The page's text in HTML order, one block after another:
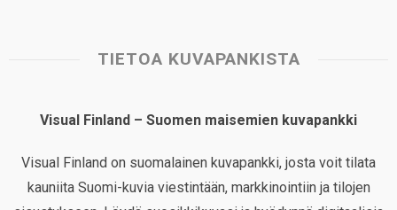
TIETOA KUVAPANKISTA
Visual Finland – Suomen maisemien kuvapankki
Visual Finland on suomalainen kuvapankki, josta voit tilata
kauniita Suomi-kuvia viestintään, markkinointiin ja tilojen